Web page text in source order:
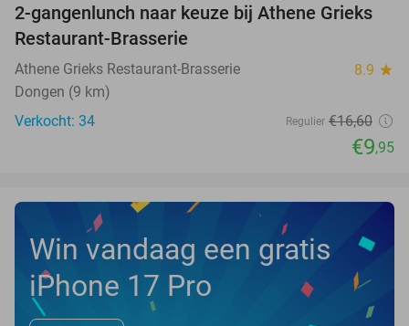
40%
NEW
TODAY
2-gangenlunch naar keuze bij Athene Grieks
Restaurant-Brasserie
Athene Grieks Restaurant-Brasserie 8.9 star
Dongen (9 km)
Verkocht: 34
Regulier €16,60
€9,95
Win vandaag een gratis
iPhone 17 Pro